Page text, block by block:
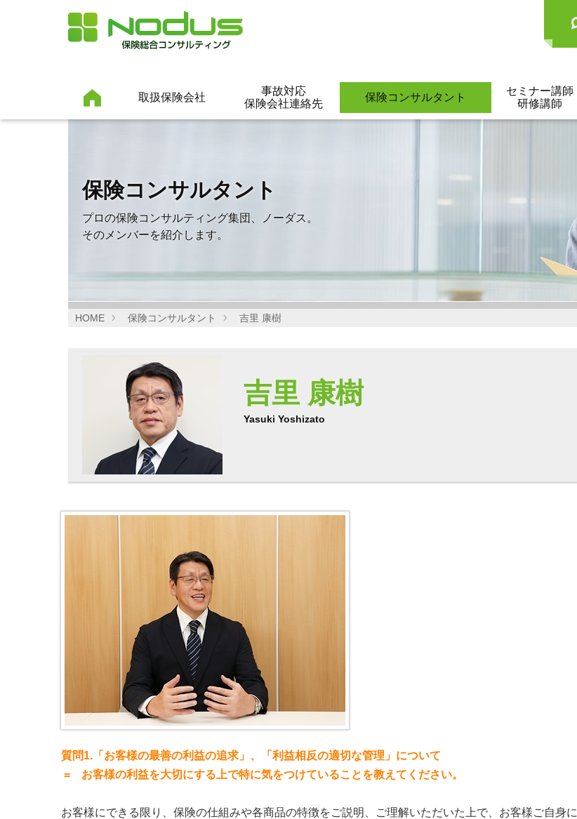
取扱保険会社
事故対応
保険会社連絡先
保険コンサルタント
セミナー講師
研修講師
保険コンサルタント
プロの保険コンサルティング集団、ノーダス。
そのメンバーを紹介します。
HOME 保険コンサルタント 吉里 康樹
吉里 康樹
Yasuki Yoshizato
質問1.「お客様の最善の利益の追求」、「利益相反の適切な管理」について
= お客様の利益を大切にする上で特に気をつけていることを教えてください。
お客様にできる限り、保険の仕組みや各商品の特徴をご説明、ご理解いただいた上で、お客様ご自身